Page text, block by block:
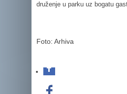
druženje u parku uz bogatu
Foto: Arhiva